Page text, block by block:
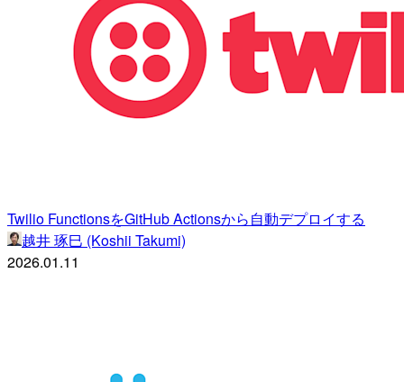
Twilio FunctionsをGitHub Actionsから自動デプロイする
越井 琢巳 (Koshii Takumi)
2026.01.11